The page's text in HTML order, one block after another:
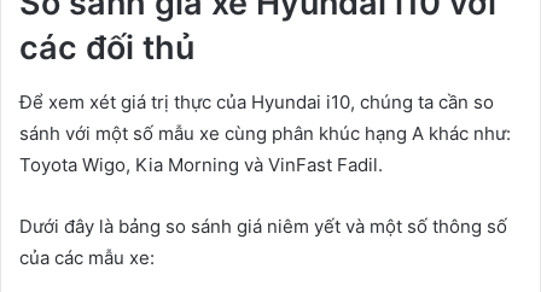
các đối thủ
Để xem xét giá trị thực của Hyundai i10, chúng ta cần so
sánh với một số mẫu xe cùng phân khúc hạng A khác như:
Toyota Wigo, Kia Morning và VinFast Fadil.
Dưới đây là bảng so sánh giá niêm yết và một số thông số
của các mẫu xe: